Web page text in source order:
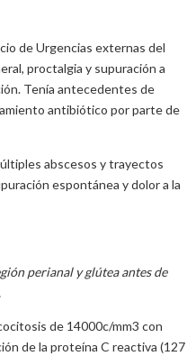
de Urgencias externas del
proctalgia y supuración a
Tenía antecedentes de
antibiótico por parte de
abscesos y trayectos
espontánea y dolor a la
perianal y glútea antes de
de 14000c/mm3 con
de la proteína C reactiva (127